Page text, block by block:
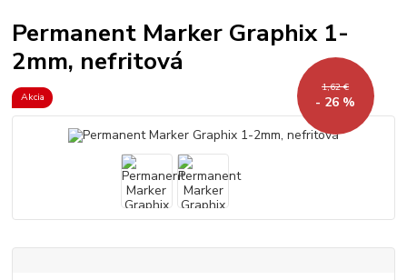
Permanent Marker Graphix 1-
2mm, nefritová
Akcia
1,62 €
- 26 %